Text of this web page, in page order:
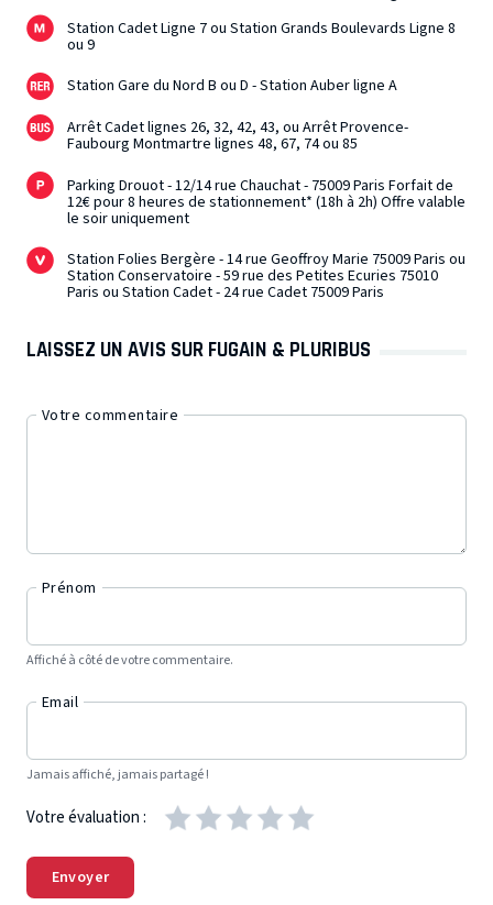
Station Cadet Ligne 7 ou Station Grands Boulevards Ligne 8
ou 9
Station Gare du Nord B ou D - Station Auber ligne A
Arrêt Cadet lignes 26, 32, 42, 43, ou Arrêt Provence-
Faubourg Montmartre lignes 48, 67, 74 ou 85
Parking Drouot - 12/14 rue Chauchat - 75009 Paris Forfait de
12€ pour 8 heures de stationnement* (18h à 2h) Offre valable
le soir uniquement
Station Folies Bergère - 14 rue Geoffroy Marie 75009 Paris ou
Station Conservatoire - 59 rue des Petites Ecuries 75010
Paris ou Station Cadet - 24 rue Cadet 75009 Paris
LAISSEZ UN AVIS SUR FUGAIN & PLURIBUS
Votre commentaire
Prénom
Affiché à côté de votre commentaire.
Email
Jamais affiché, jamais partagé !
Votre évaluation :
Envoyer